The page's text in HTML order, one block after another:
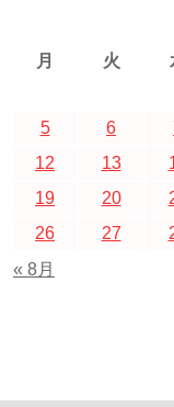
月
火
« 8月
5
6
12
13
19
20
26
27